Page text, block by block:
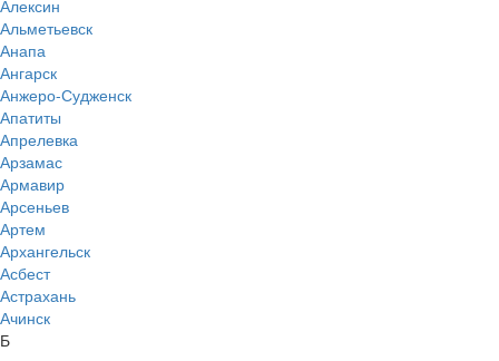
Алексин
Альметьевск
Анапа
Ангарск
Анжеро-Судженск
Апатиты
Апрелевка
Арзамас
Армавир
Арсеньев
Артем
Архангельск
Асбест
Астрахань
Ачинск
Б